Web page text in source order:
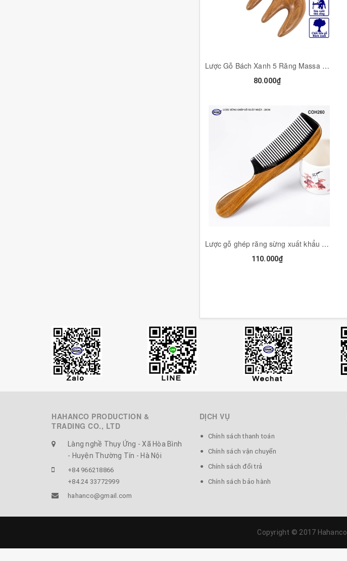
Lược Gỗ Bách Xanh 5 Răng Massa HAHANCO Lưu Thông Khí Huyết Đả Thông Kinh Mạch - COH251
80.000₫
Lược gỗ ghép răng sừng xuất khẩu Cao Cấp - Chống tích điện/ dáng lược Châu Âu (COH260) HAHANCO
110.000₫
HAHANCO PRODUCTION &
TRADING CO., LTD
Làng nghề Thụy Ứng - Xã Hòa Bình
- Huyện Thường Tín - Hà Nội
+84 966218866
+84.24 33772999
hahanco@gmail.com
DỊCH VỤ
Chính sách thanh toán
Chính sách vận chuyển
Chính sách đổi trả
Chính sách bảo hành
Copyright © 2017 Hahanco